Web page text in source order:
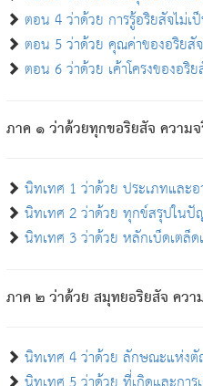
ตอน 4 ว่าด้วย การรู้อริยสัจไม่เ
ตอน 5 ว่าด้วย คุณค่าของอริยสัจ
ตอน 6 ว่าด้วย เค้าโครงของอริ
ภาค ๑ ว่าด้วยทุกขอริยสัจ ความ
นิทเทศ 1 ว่าด้วย ประเภทและ
นิทเทศ 2 ว่าด้วย ทุกข์สรุปใน
นิทเทศ 3 ว่าด้วย หลักเบ็ดเตล็
ภาค ๒ ว่าด้วย สมุทยอริยสัจ ควา
นิทเทศ 4 ว่าด้วย ลักษณะแห่ง
ทั้งหลายอันอวิชาหนาแน่นบังหน
เพื่อความมีแห่งประโยชน์โดยประก
อันชอบตามที่เป็นจริงอย่างนี้อยู่;
(แห่งภพทั้งหลาย) เพราะควา
นิทแล้ว เพราะไม่มีความยึดมั่น
ะสงครามแล้ว ก้าวล่วงภพทั้งหล
ล่งออก ที่โคนต้นโพธิ์เป็นที่ตรัสรู้ เ
ลให้ถูกต้องมากที่สุด ผู้ศึกษาก็พึงตรว